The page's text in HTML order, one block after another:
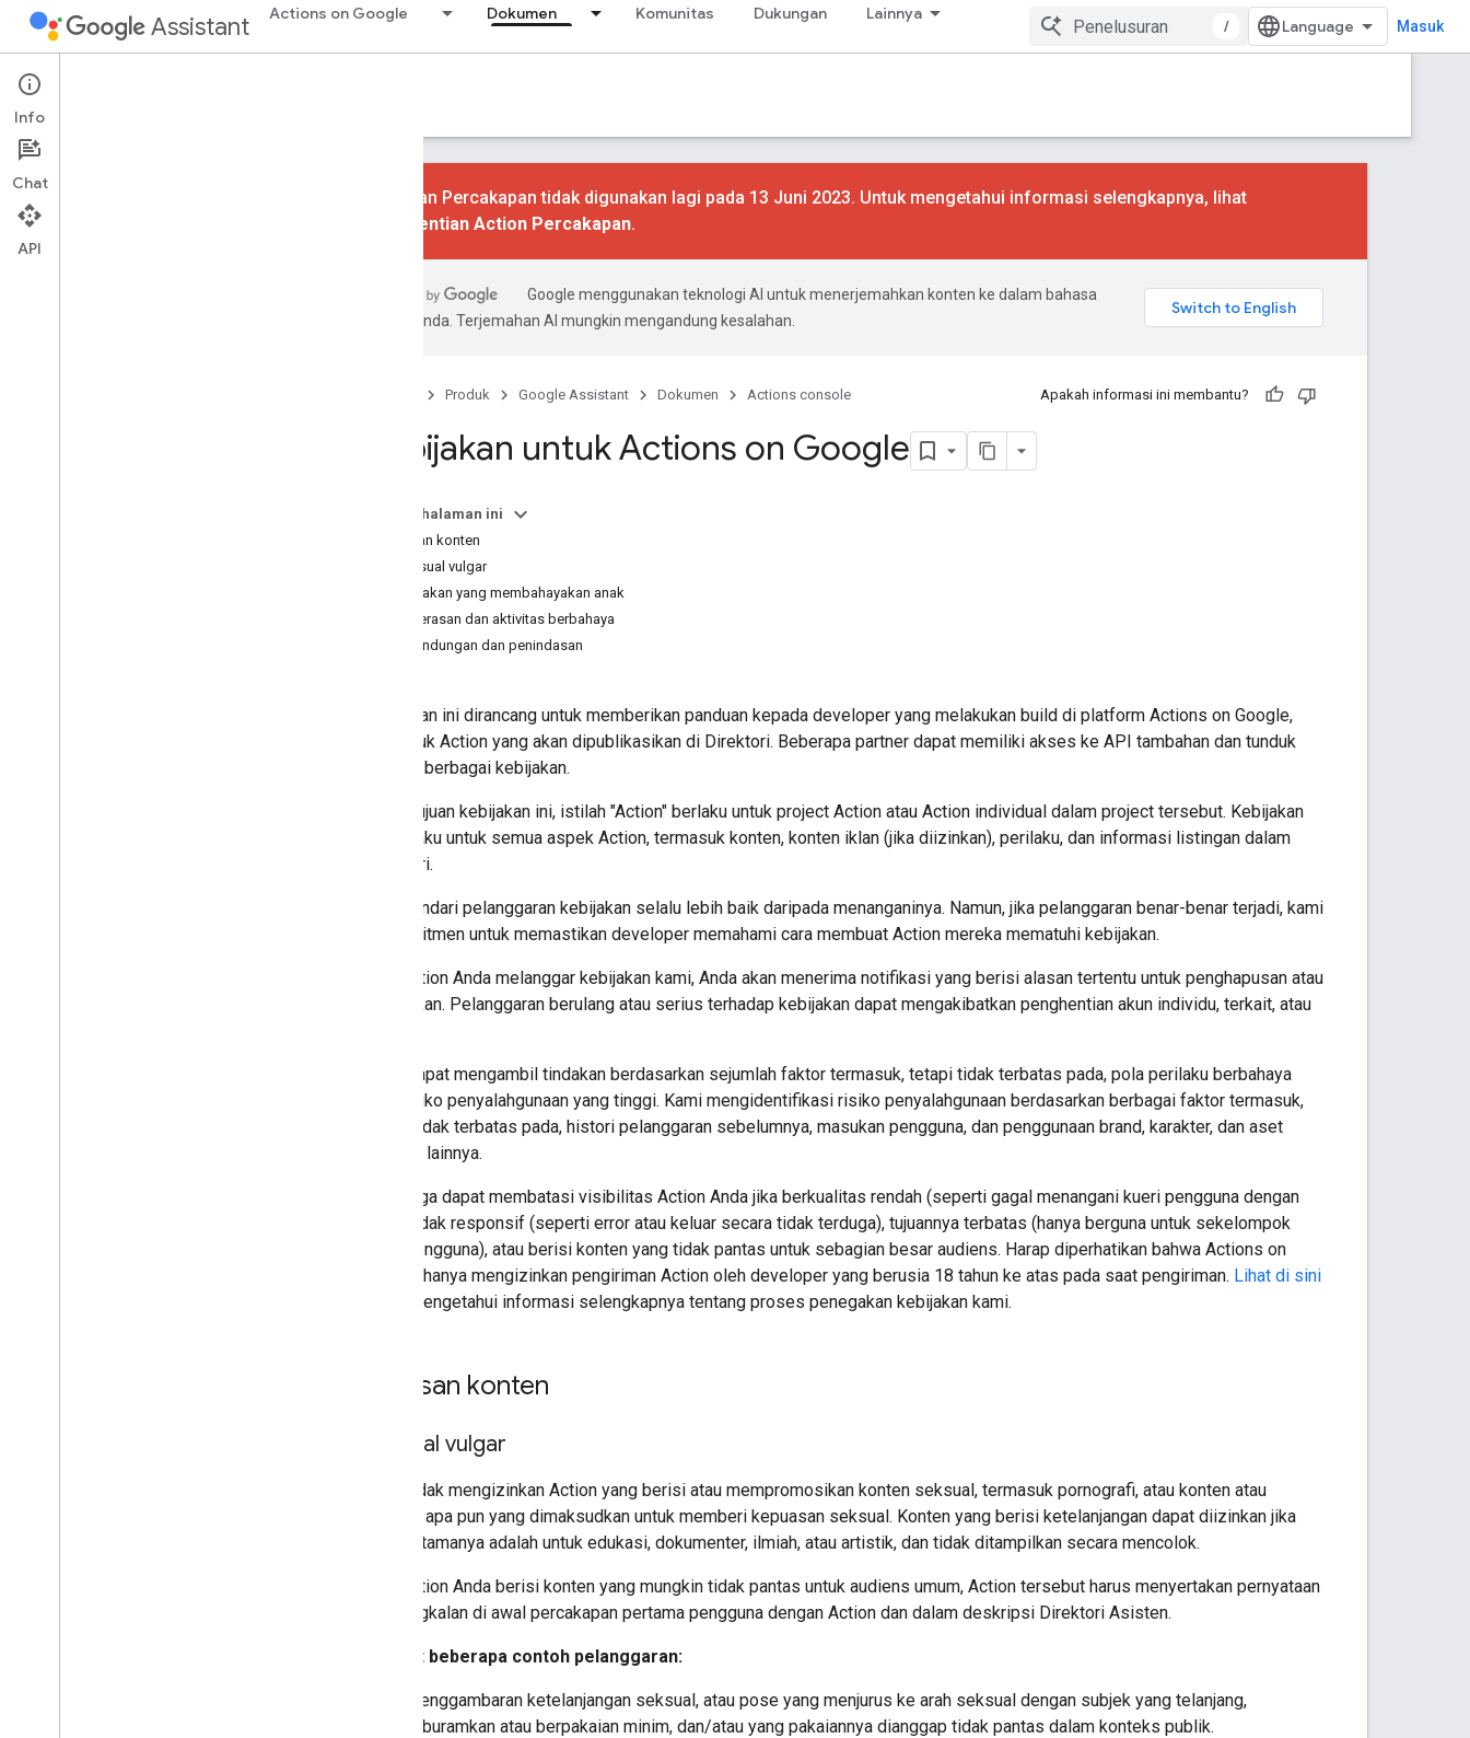
Assistant Actions on Google Dokumen Komunitas Dukungan Lainnya
/ Masuk
Actions console
Pelajari
Tindakan Percakapan tidak digunakan lagi pada 13 Juni 2023. Untuk mengetahui informasi selengkapnya, lihat
Penghentian Action Percakapan.
Google menggunakan teknologi AI untuk menerjemahkan konten ke dalam bahasa
pilihan Anda. Terjemahan AI mungkin mengandung kesalahan.
Produk Google Assistant Dokumen Actions console Apakah informasi ini membantu?
Kebijakan untuk Actions on Google
Pada halaman ini
Batasan konten
Seksual vulgar
Tindakan yang membahayakan anak
Kekerasan dan aktivitas berbahaya
Perundungan dan penindasan
Kebijakan ini dirancang untuk memberikan panduan kepada developer yang melakukan build di platform Actions on Google,
termasuk Action yang akan dipublikasikan di Direktori. Beberapa partner dapat memiliki akses ke API tambahan dan tunduk
kepada berbagai kebijakan.
Untuk tujuan kebijakan ini, istilah "Action" berlaku untuk project Action atau Action individual dalam project tersebut. Kebijakan
ini berlaku untuk semua aspek Action, termasuk konten, konten iklan (jika diizinkan), perilaku, dan informasi listingan dalam
Direktori.
Menghindari pelanggaran kebijakan selalu lebih baik daripada menanganinya. Namun, jika pelanggaran benar-benar terjadi, kami
berkomitmen untuk memastikan developer memahami cara membuat Action mereka mematuhi kebijakan.
Jika Action Anda melanggar kebijakan kami, Anda akan menerima notifikasi yang berisi alasan tertentu untuk penghapusan atau
penolakan. Pelanggaran berulang atau serius terhadap kebijakan dapat mengakibatkan penghentian akun individu, terkait, atau
Kami dapat mengambil tindakan berdasarkan sejumlah faktor termasuk, tetapi tidak terbatas pada, pola perilaku berbahaya
atau risiko penyalahgunaan yang tinggi. Kami mengidentifikasi risiko penyalahgunaan berdasarkan berbagai faktor termasuk,
tetapi tidak terbatas pada, histori pelanggaran sebelumnya, masukan pengguna, dan penggunaan brand, karakter, dan aset
populer lainnya.
Kami juga dapat membatasi visibilitas Action Anda jika berkualitas rendah (seperti gagal menangani kueri pengguna dengan
baik), tidak responsif (seperti error atau keluar secara tidak terduga), tujuannya terbatas (hanya berguna untuk sekelompok
kecil pengguna), atau berisi konten yang tidak pantas untuk sebagian besar audiens. Harap diperhatikan bahwa Actions on
Google hanya mengizinkan pengiriman Action oleh developer yang berusia 18 tahun ke atas pada saat pengiriman. Lihat di sini
untuk mengetahui informasi selengkapnya tentang proses penegakan kebijakan kami.
Batasan konten
Seksual vulgar
Kami tidak mengizinkan Action yang berisi atau mempromosikan konten seksual, termasuk pornografi, atau konten atau
layanan apa pun yang dimaksudkan untuk memberi kepuasan seksual. Konten yang berisi ketelanjangan dapat diizinkan jika
tujuan utamanya adalah untuk edukasi, dokumenter, ilmiah, atau artistik, dan tidak ditampilkan secara mencolok.
Jika Action Anda berisi konten yang mungkin tidak pantas untuk audiens umum, Action tersebut harus menyertakan pernyataan
penyangkalan di awal percakapan pertama pengguna dengan Action dan dalam deskripsi Direktori Asisten.
Berikut beberapa contoh pelanggaran:
Penggambaran ketelanjangan seksual, atau pose yang menjurus ke arah seksual dengan subjek yang telanjang,
diburamkan atau berpakaian minim, dan/atau yang pakaiannya dianggap tidak pantas dalam konteks publik.
Info
Chat
API